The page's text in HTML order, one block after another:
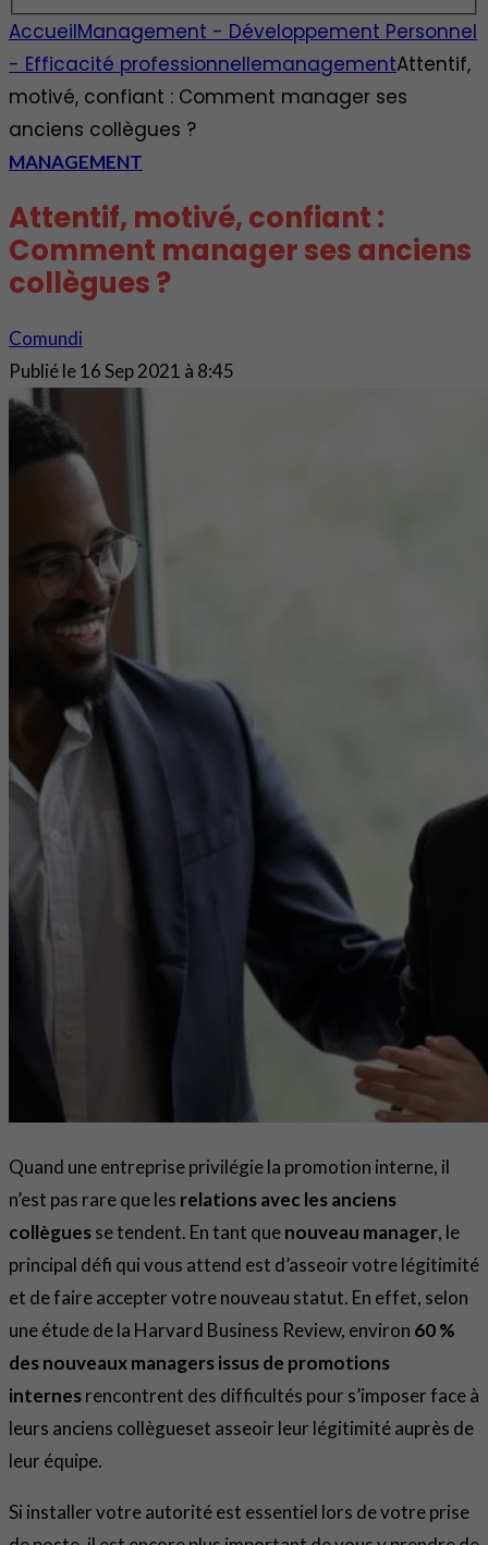
AccueilManagement - Développement Personnel
- Efficacité professionnellemanagementAttentif,
motivé, confiant : Comment manager ses
anciens collègues ?
MANAGEMENT
Attentif, motivé, confiant :
Comment manager ses anciens
collègues ?
Comundi
Publié le16 Sep 2021 à 8:45
Quand une entreprise privilégie la promotion interne, il
n’est pas rare que les relations avec les anciens
collèguesse tendent. En tant quenouveau manager, le
principal défi qui vous attend est d’asseoir votre légitimité
et de faire accepter votre nouveau statut. En effet, selon
une étude de la Harvard Business Review, environ 60 %
des nouveaux managers issus de promotions
internesrencontrent des difficultés pour s’imposer face à
leurs anciens collègueset asseoir leur légitimité auprès de
leur équipe.
Si installer votre autorité est essentiel lors de votre prise